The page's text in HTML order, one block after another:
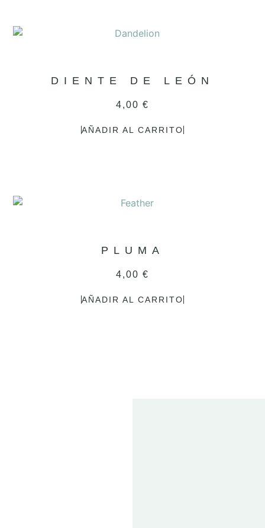
DIENTE DE LEÓN
4,00 €
AÑADIR AL CARRITO
PLUMA
4,00 €
AÑADIR AL CARRITO